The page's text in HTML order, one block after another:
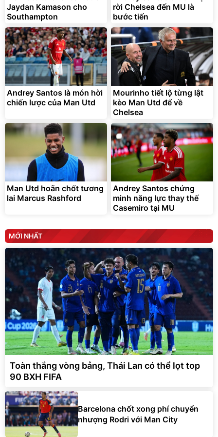
Bạt phủ xe ô tô cao cấp,
tráng nhôm 03 lớp
392.000
325.000đ
Đã bán nhiều
Xe đạp điện trợ lực G-
Force C14 gấp gọn bỏ cốp
9.900.000 đ
7.092.000đ
Đang xem nhiều
G-FORCE VIETNA
Jaydan Kamason cho
Southampton
rời Chelsea đến MU là
bước tiến
Andrey Santos là món hời
chiến lược của Man Utd
Mourinho tiết lộ từng lật
kèo Man Utd để về
Chelsea
Man Utd hoãn chốt tương
lai Marcus Rashford
Andrey Santos chứng
minh năng lực thay thế
Casemiro tại MU
MỚI NHẤT
Toàn thắng vòng bảng, Thái Lan có thể lọt top
90 BXH FIFA
Barcelona chốt xong phí chuyển
nhượng Rodri với Man City